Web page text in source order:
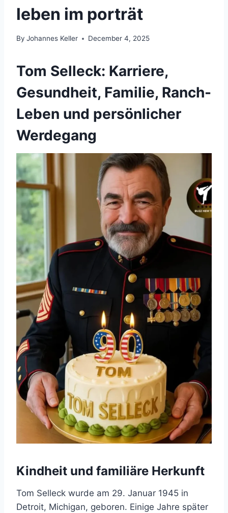
leben im porträt
By Johannes Keller December 4, 2025
Tom Selleck: Karriere,
Gesundheit, Familie, Ranch-
Leben und persönlicher
Werdegang
Kindheit und familiäre Herkunft
Tom Selleck wurde am 29. Januar 1945 in
Detroit, Michigan, geboren. Einige Jahre später